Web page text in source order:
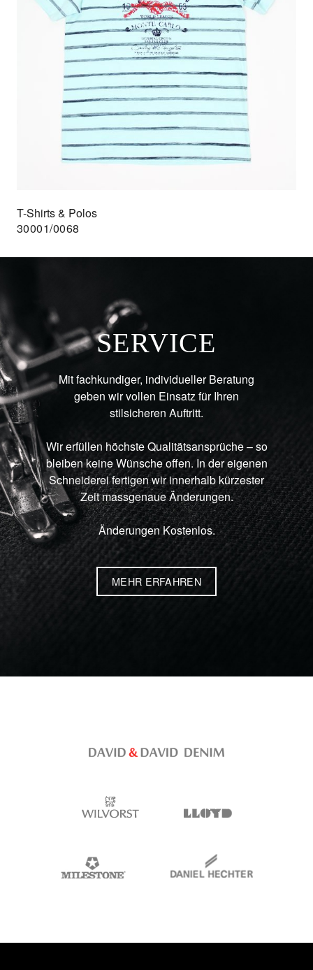
T-Shirts & Polos
30001/0068
SERVICE
Mit fachkundiger, individueller Beratung
geben wir vollen Einsatz für Ihren
stilsicheren Auftritt.
Wir erfüllen höchste Qualitätsansprüche – so
bleiben keine Wünsche offen. In der eigenen
Schneiderei fertigen wir innerhalb kürzester
Zeit massgenaue Änderungen.
Änderungen Kostenlos.
MEHR ERFAHREN